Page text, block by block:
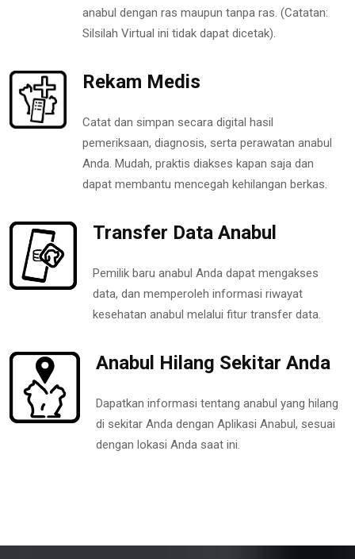
anabul dengan ras maupun tanpa ras. (Catatan:
Silsilah Virtual ini tidak dapat dicetak).
Rekam Medis
Catat dan simpan secara digital hasil
pemeriksaan, diagnosis, serta perawatan anabul
Anda. Mudah, praktis diakses kapan saja dan
dapat membantu mencegah kehilangan berkas.
Transfer Data Anabul
Pemilik baru anabul Anda dapat mengakses
data, dan memperoleh informasi riwayat
kesehatan anabul melalui fitur transfer data.
Anabul Hilang Sekitar Anda
Dapatkan informasi tentang anabul yang hilang
di sekitar Anda dengan Aplikasi Anabul, sesuai
dengan lokasi Anda saat ini.